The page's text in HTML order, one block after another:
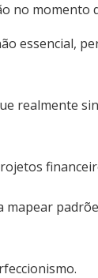
no momento
essencial,
realmente
mapear